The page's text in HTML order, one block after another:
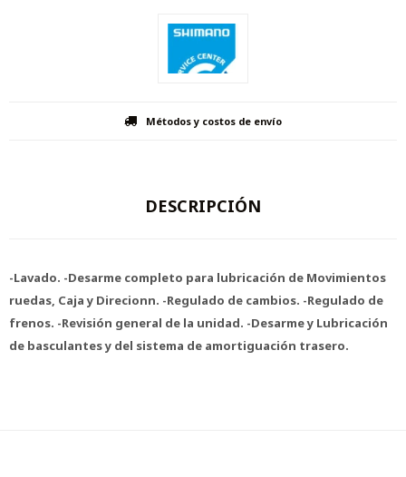
Métodos y costos de envío
DESCRIPCIÓN
-Lavado. -Desarme completo para lubricación de Movimientos
ruedas, Caja y Direcionn. -Regulado de cambios. -Regulado de
frenos. -Revisión general de la unidad. -Desarme y Lubricación
de basculantes y del sistema de amortiguación trasero.